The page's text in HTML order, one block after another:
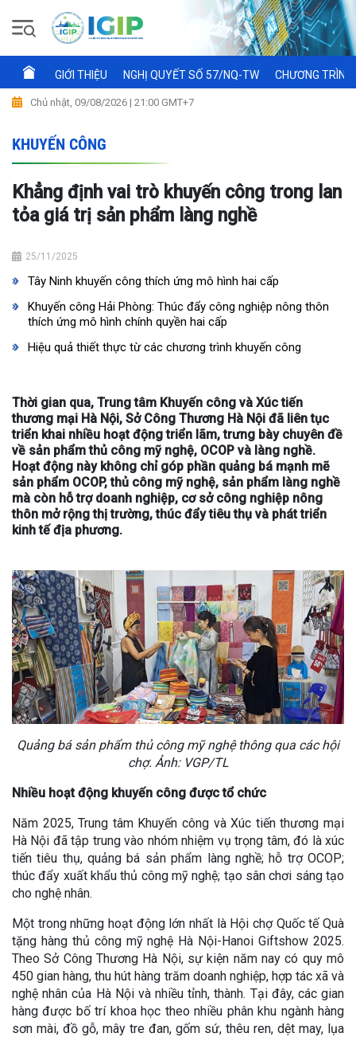
GIỚI THIỆU NGHỊ QUYẾT SỐ 57/NQ-TW CHƯƠNG
Chủ nhật, 09/08/2026 | 21:00 GMT+7
KHUYẾN CÔNG
Khẳng định vai trò khuyến công trong lan
tỏa giá trị sản phẩm làng nghề
25/11/2025
Tây Ninh khuyến công thích ứng mô hình hai cấp
Khuyến công Hải Phòng: Thúc đẩy công nghiệp nông thôn
thích ứng mô hình chính quyền hai cấp
Hiệu quả thiết thực từ các chương trình khuyến công
Thời gian qua, Trung tâm Khuyến công và Xúc tiến
thương mại Hà Nội, Sở Công Thương Hà Nội đã liên tục
triển khai nhiều hoạt động triển lãm, trưng bày chuyên đề
về sản phẩm thủ công mỹ nghệ, OCOP và làng nghề.
Hoạt động này không chỉ góp phần quảng bá mạnh mẽ
sản phẩm OCOP, thủ công mỹ nghệ, sản phẩm làng nghề
mà còn hỗ trợ doanh nghiệp, cơ sở công nghiệp nông
thôn mở rộng thị trường, thúc đẩy tiêu thụ và phát triển
kinh tế địa phương.
Quảng bá sản phẩm thủ công mỹ nghệ thông qua các hội
chợ. Ảnh: VGP/TL
Nhiều hoạt động khuyến công được tổ chức
Năm 2025, Trung tâm Khuyến công và Xúc tiến thương mại
Hà Nội đã tập trung vào nhóm nhiệm vụ trọng tâm, đó là xúc
tiến tiêu thụ, quảng bá sản phẩm làng nghề; hỗ trợ OCOP;
thúc đẩy xuất khẩu thủ công mỹ nghệ; tạo sân chơi sáng tạo
cho nghệ nhân.
Một trong những hoạt động lớn nhất là Hội chợ Quốc tế Quà
tặng hàng thủ công mỹ nghệ Hà Nội-Hanoi Giftshow 2025.
Theo Sở Công Thương Hà Nội, sự kiện năm nay có quy mô
450 gian hàng, thu hút hàng trăm doanh nghiệp, hợp tác xã và
nghệ nhân của Hà Nội và nhiều tỉnh, thành. Tại đây, các gian
hàng được bố trí khoa học theo nhiều phân khu ngành hàng
sơn mài, đồ gỗ, mây tre đan, gốm sứ, thêu ren, dệt may, lụa